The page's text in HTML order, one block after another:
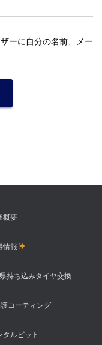
ーに自分の名前、メー
概要
情報
持ち込みタイヤ交換
コーティング
タルピット